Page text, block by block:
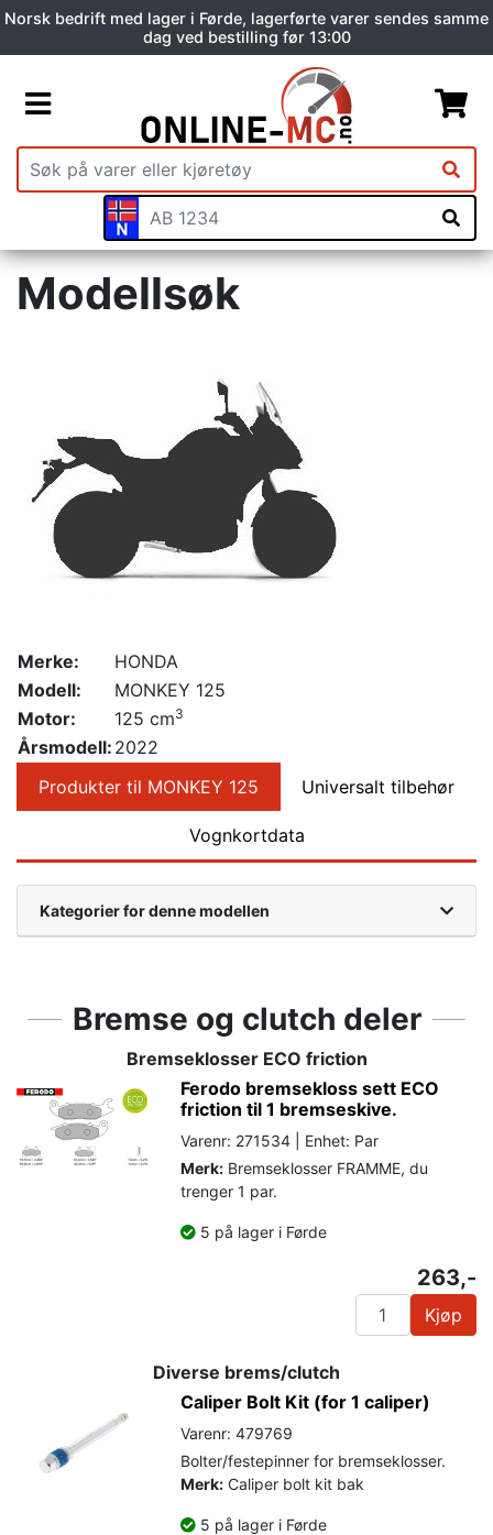
Norsk bedrift med lager i Førde, lagerførte varer sendes samme
dag ved bestilling før 13:00
Modellsøk
Merke:
HONDA
Modell:
MONKEY 125
Motor:
125 cm3
Årsmodell: 2022
Produkter til MONKEY 125
Universalt tilbehør
Vognkortdata
Kategorier for denne modellen
Bremse og clutch deler
Bremseklosser ECO friction
Ferodo bremsekloss sett ECO
friction til 1 bremseskive.
Varenr: 271534 | Enhet: Par
Merk: Bremseklosser FRAMME, du
trenger 1 par.
5 på lager i Førde
263,-
Kjøp
Diverse brems/clutch
Caliper Bolt Kit (for 1 caliper)
Varenr: 479769
Bolter/festepinner for bremseklosser.
Merk: Caliper bolt kit bak
5 på lager i Førde